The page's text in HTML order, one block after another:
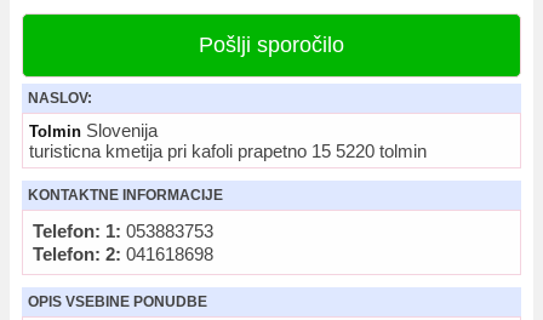
Pošlji sporočilo
NASLOV:
Tolmin Slovenija
turisticna kmetija pri kafoli prapetno 15 5220 tolmin
KONTAKTNE INFORMACIJE
Telefon: 1: 053883753
Telefon: 2: 041618698
OPIS VSEBINE PONUDBE